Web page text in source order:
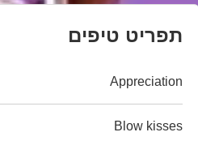
תפריט טיפים
Appreciation
Blow kisses